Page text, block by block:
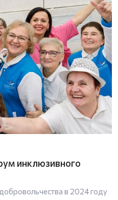
инклюзивного
в 2024 году